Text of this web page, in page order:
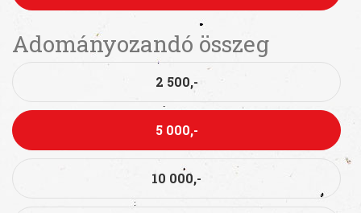
Adományozandó összeg
2 500,-
5 000,-
10 000,-